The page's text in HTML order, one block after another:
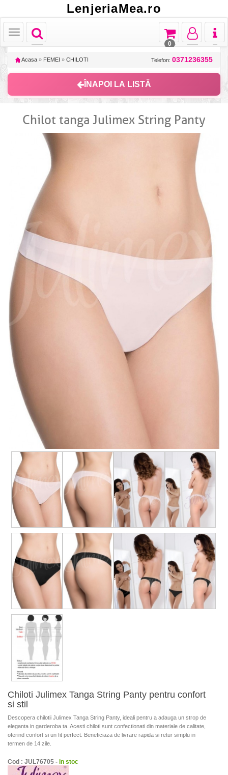
LenjeriaMea.ro
Toggle
navigation
Toggle
Toggle
navigation
Toggle
navigation
Toggle
navigation
0
Acasa » FEMEI » CHILOTI Telefon: 0371236355
ÎNAPOI LA LISTĂ
Chilot tanga Julimex String Panty
Chiloti Julimex Tanga String Panty pentru confort
si stil
Descopera chilotii Julimex Tanga String Panty, ideali pentru a adauga un strop de
eleganta in garderoba ta. Acesti chiloti sunt confectionati din materiale de calitate,
oferind confort si un fit perfect. Beneficiaza de livrare rapida si retur simplu in
termen de 14 zile.
Cod : JUL76705 - in stoc